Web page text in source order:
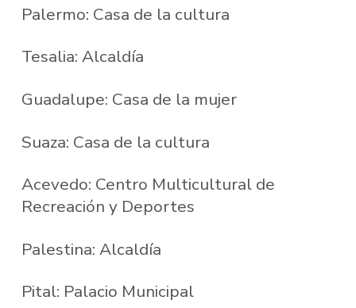
Palermo: Casa de la cultura
Tesalia: Alcaldía
Guadalupe: Casa de la mujer
Suaza: Casa de la cultura
Acevedo: Centro Multicultural de
Recreación y Deportes
Palestina: Alcaldía
Pital: Palacio Municipal